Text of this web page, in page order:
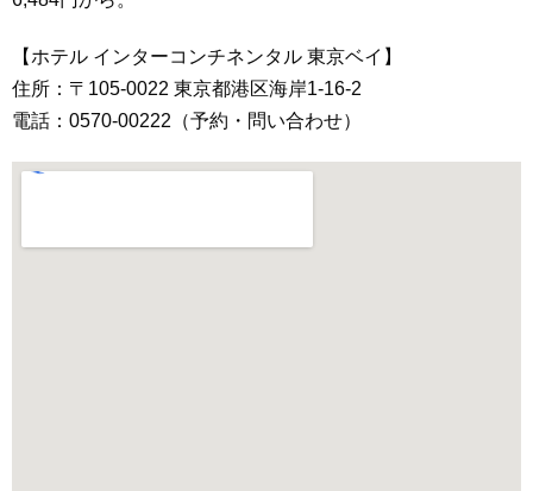
【ホテル インターコンチネンタル 東京ベイ】
住所：〒105-0022 東京都港区海岸1‐16‐2
電話：0570‐00222（予約・問い合わせ）